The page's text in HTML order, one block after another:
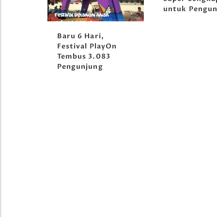
Baru 6 Hari,
Festival PlayOn
Tembus 3.083
Pengunjung
untuk